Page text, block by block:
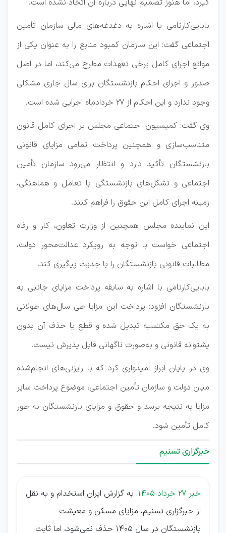
گیرد، اما هنوز تصمیم نهایی درباره آن اتخاذ نشده است.
بابایی‌کارنامی با اشاره به دغدغه‌های مالی سازمان تأمین
اجتماعی گفت: این سازمان کمبود منابع را به عنوان یکی از
موانع اجرای کامل برخی تعهدات مطرح می‌کند، اما در اصل
صدور و اجرای احکام بازنشستگان برای سال جاری مشکلی
وجود ندارد و این احکام از ۲۷ خردادماه اجرایی شده است.
وی گفت: کمیسیون اجتماعی مجلس بر اجرای کامل قانون
متناسب‌سازی و همچنین پرداخت تمامی مزایای قانونی
بازنشستگان تأکید دارد و انتظار می‌رود سازمان تأمین
اجتماعی و تشکل‌های بازنشستگی با تعامل و هماهنگی،
زمینه اجرای کامل این حقوق را فراهم کنند.
این نماینده مجلس همچنین از وزارت تعاون، کار و رفاه
اجتماعی خواست با توجه به رویکرد عدالت‌محور دولت،
مطالبات قانونی بازنشستگان را با جدیت پیگیری کند.
بابایی‌کارنامی با اشاره به سابقه پرداخت مزایای جانبی به
بازنشستگان افزود: پرداخت این مزایا طی سال‌های طولانی
به یک حق مکتسبه تبدیل شده و قطع یا حذف آن بدون
پشتوانه قانونی و به‌صورت ناگهانی قابل پذیرش نیست.
وی در پایان ابراز امیدواری کرد که با رایزنی‌های انجام‌شده
میان دولت و سازمان تأمین اجتماعی، موضوع پرداخت سایر
مزایا به نتیجه برسد و حقوق و مزایای بازنشستگان به طور
کامل تأمین شود.
خبرگزاری تسنیم
خبر 27 خرداد 1405:
به گزارش ایران استخدام و به نقل
از خبرگزاری تسنیم، مزایای مسکن و معیشت
بازنشستگان در سال 1405 حذف نمی‌شود، اما ثابت